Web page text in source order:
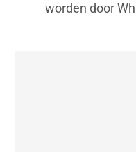
worden door